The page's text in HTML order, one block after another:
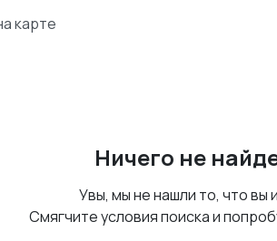
карте
Ничего не
Увы, мы не нашли то, что вы
Смягчите условия поиска и